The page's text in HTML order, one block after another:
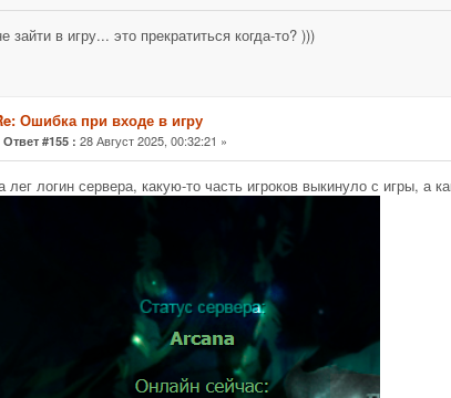
зайти в игру... это прекратиться когда-то? )))
Ошибка при входе в игру
Ответ #155 : 28 Август 2025, 00:32:21 »
лег логин сервера, какую-то часть игроков выкинуло с игры, а